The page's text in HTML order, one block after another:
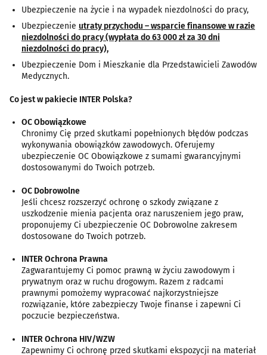
Ubezpieczenie na życie i na wypadek niezdolności do pracy,
Ubezpieczenie utraty przychodu – wsparcie finansowe w razie
niezdolności do pracy (wypłata do 63 000 zł za 30 dni
niezdolności do pracy),
Ubezpieczenie Dom i Mieszkanie dla Przedstawicieli Zawodów
Medycznych.
Co jest w pakiecie INTER Polska?
OC Obowiązkowe
Chronimy Cię przed skutkami popełnionych błędów podczas
wykonywania obowiązków zawodowych. Oferujemy
ubezpieczenie OC Obowiązkowe z sumami gwarancyjnymi
dostosowanymi do Twoich potrzeb.
OC Dobrowolne
Jeśli chcesz rozszerzyć ochronę o szkody związane z
uszkodzenie mienia pacjenta oraz naruszeniem jego praw,
proponujemy Ci ubezpieczenie OC Dobrowolne zakresem
dostosowane do Twoich potrzeb.
INTER Ochrona Prawna
Zagwarantujemy Ci pomoc prawną w życiu zawodowym i
prywatnym oraz w ruchu drogowym. Razem z radcami
prawnymi pomożemy wypracować najkorzystniejsze
rozwiązanie, które zabezpieczy Twoje finanse i zapewni Ci
poczucie bezpieczeństwa.
INTER Ochrona HIV/WZW
Zapewnimy Ci ochronę przed skutkami ekspozycji na materiał